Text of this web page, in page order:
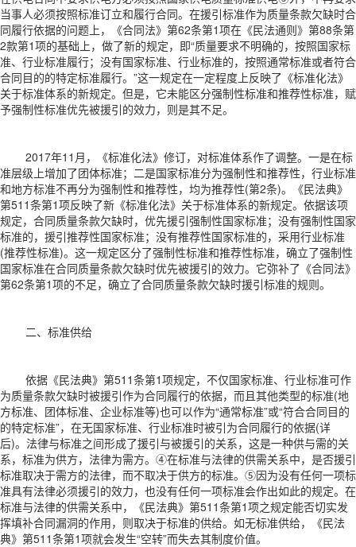
当事人必须按照标准订立和履行合同。在援引标准作为质量条款欠缺时合
同履行依据的问题上，《合同法》第62条第1项在《民法通则》第88条第
2款第1项的基础上，做了新的规定，即“质量要求不明确的，按照国家标
准、行业标准履行；没有国家标准、行业标准的，按照通常标准或者符合
合同目的的特定标准履行。”这一规定在一定程度上反映了《标准化法》
关于标准体系的新规定。但是，它未能区分强制性标准和推荐性标准，赋
予强制性标准优先被援引的效力，则是其不足。
2017年11月，《标准化法》修订，对标准体系作了调整。一是在标
准层级上增加了团体标准；二是国家标准分为强制性和推荐性，行业标准
和地方标准不再分为强制性和推荐性，均为推荐性(第2条)。《民法典》
第511条第1项反映了新《标准化法》关于标准体系的新规定。依据该项
规定，合同质量条款欠缺时，优先援引强制性国家标准；没有强制性国家
标准的，援引推荐性国家标准；没有推荐性国家标准的，采用行业标准
(推荐性标准)。这一规定区分了强制性标准和推荐性标准，确立了强制性
国家标准在合同质量条款欠缺时优先被援引的效力。它弥补了《合同法》
第62条第1项的不足，确立了合同质量条款欠缺时援引标准的规则。
二、标准供给
依据《民法典》第511条第1项规定，不仅国家标准、行业标准可作
为质量条款欠缺时被援引作为合同履行的依据，而且其他类型的标准(地
方标准、团体标准、企业标准等)也可以作为“通常标准”或“符合合同目的
的特定标准”，在无国家标准、行业标准时被引为合同履行的依据(详
后)。法律与标准之间形成了援引与被援引的关系，这是一种供与需的关
系，标准为供方，法律为需方。④在标准与法律的供需关系中，是否援引
标准取决于需方的法律，而不取决于供方的标准。⑤因为没有任何一项标
准具有法律必须援引的效力，也没有任何一项标准会作出如此的规定。在
标准与法律的供需关系中，《民法典》第511条第1项之规定能否切实发
挥填补合同漏洞的作用，则取决于标准的供给。如无标准供给，《民法
典》第511条第1项就会发生“空转”而失去其制度价值。